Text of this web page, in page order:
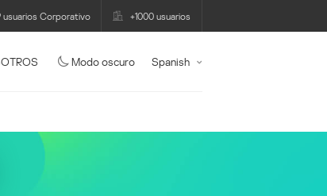
usuarios Corporativo +1000 usuarios
Modo oscuro Spanish